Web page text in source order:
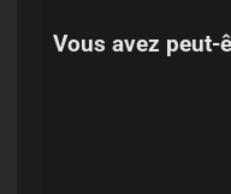
Vous avez peut-